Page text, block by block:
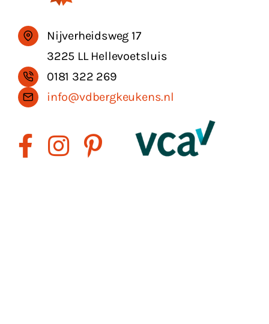
Nijverheidsweg 17
3225 LL Hellevoetsluis
0181 322 269
info@vdbergkeukens.nl